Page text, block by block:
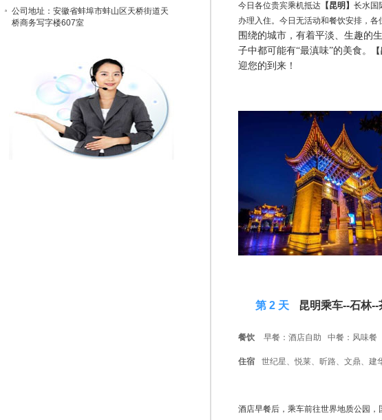
今日各位贵宾乘机抵达【昆明】 长水国
办理入住。今日无活动和餐饮安排， 各
围绕的城市，有着平淡、生趣的
子中都可能有“最滇味”的美食。
迎您的到来！
第 2 天 昆明乘车--石林
餐饮 早餐：酒店自助 中餐：风味餐
住宿 世纪星、悦莱、昕路、文鼎、建
酒店早餐后，乘车前往世界地质公园，
公司地址：安徽省蚌埠市蚌山区天桥街道天
桥商务写字楼607室